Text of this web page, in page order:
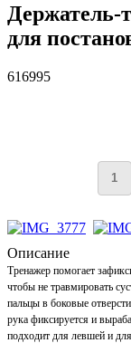
Держатель-
для
616995
Описание
Тренажер помогает
чтобы не травмировать
пальцы в боковые
рука фиксируется и
подходит для левшей и